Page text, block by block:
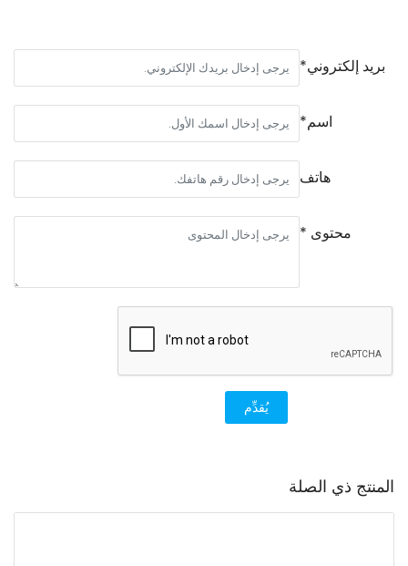
بريد إلكتروني*
اسم*
هاتف
محتوى *
يُقدِّم
المنتج ذي الصلة